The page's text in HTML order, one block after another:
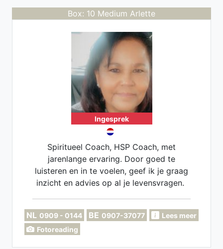
Flame, Transformatieprocessen,
Lenormandlegging. Zakelijke
bewustwording.
Box: 10 Medium Arlette
Ingesprek
Spiritueel Coach, HSP Coach, met
jarenlange ervaring. Door goed te
luisteren en in te voelen, geef ik je graag
inzicht en advies op al je levensvragen.
NL 0909 - 0144 BE 0907-37077
Lees meer
Fotoreading